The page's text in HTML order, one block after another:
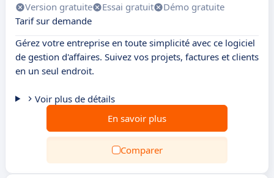
Version gratuite Essai gratuit
Démo gratuite
Tarif sur demande
Gérez votre entreprise en toute simplicité avec ce logiciel
de gestion d'affaires. Suivez vos projets, factures et clients
en un seul endroit.
Voir plus de détails
En savoir plus
Comparer